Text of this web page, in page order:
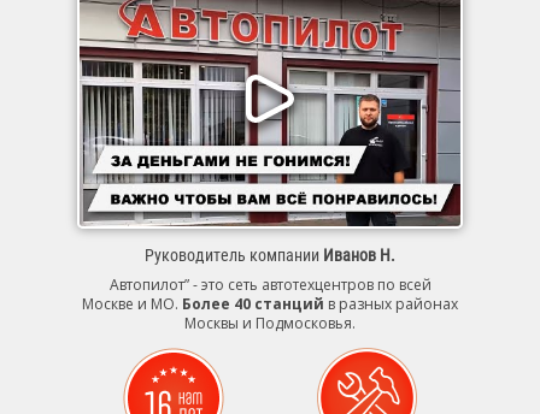
Руководитель компании Иванов Н.
Автопилот” - это сеть автотехцентров по всей
Москве и МО. Более 40 станций в разных районах
Москвы и Подмосковья.